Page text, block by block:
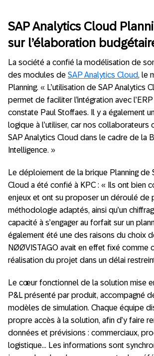
SAP Analytics Cloud
sur l’élaboration
La société a confié la modélisation de
des modules de SAP Analytics Cloud, le
Planning. « L’utilisation de SAP Analytics
permet de faciliter l’intégration avec
constate Paul Stoffaes. Il y a également
logique à l’utiliser, car nos collaborateurs
SAP Analytics Cloud dans le cadre de la
Intelligence. »
Le déploiement de la brique Planning de
Cloud a été confié à KPC : « Ils ont bien
enjeux et ont su proposer un déroulé de
méthodologie adaptés, ainsi qu’un
capacité à s’engager au forfait sur un
également été une des raisons du choix
NØØVISTAGO avait en effet fixé comme
réalisation du projet dans un délai
Le cœur fonctionnel de la solution mise
P&L présenté par produit, accompagné
modèles de simulation. Chaque équipe
propre accès à la solution, afin d’y faire
données et prévisions : commerciaux,
logistique… Les informations sont